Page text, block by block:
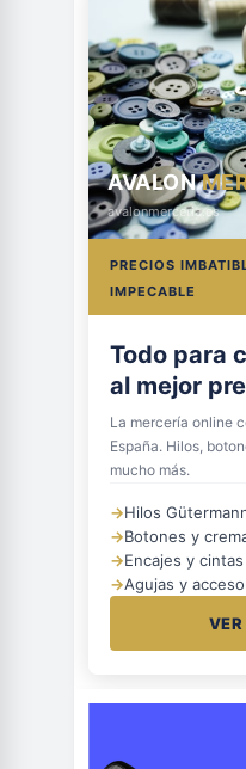
AVALON
avalonmerceria.es
PRECIOS
IMPECABLE
Todo para
al mejor
La mercería online
España. Hilos,
mucho más.
→Hilos
→Botones y
→Encajes y cintas
→Agujas y